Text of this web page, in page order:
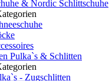
& Nordic Schlittschuhe
Pulka`s & Schlitten
- Zugschlitten